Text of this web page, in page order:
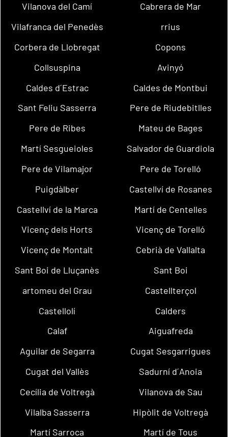
Vilanova del Camí
Cabrera de Mar
Vilafranca del Penedès
rrius
Corbera de Llobregat
Copons
Collsuspina
Avinyó
Caldes d´Estrac
Caldes de Montbui
Sant Feliu Sasserra
Pere de Riudebitlles
Pere de Ribes
Mateu de Bages
Martí Sesgueioles
Salvador de Guardiola
Pere de Vilamajor
Pere de Torelló
Puigdàlber
Castellví de Rosanes
Castellví de la Marca
Martí de Centelles
Vicenç dels Horts
Vicenç de Torelló
Vicenç de Montalt
Cebrià de Vallalta
Sant Boi de Lluçanès
Sant Boi
artomeu del Grau
Castellterçol
Castellolí
Calders
Calaf
Aiguafreda
Aguilar de Segarra
Cugat Sesgarrigues
Cugat del Vallès
Sadurní d´Anoia
Cecília de Voltregà
Vilanova de Sau
Vilalba Sasserra
Hipòlit de Voltregà
Martí Sarroca
Martí de Tous